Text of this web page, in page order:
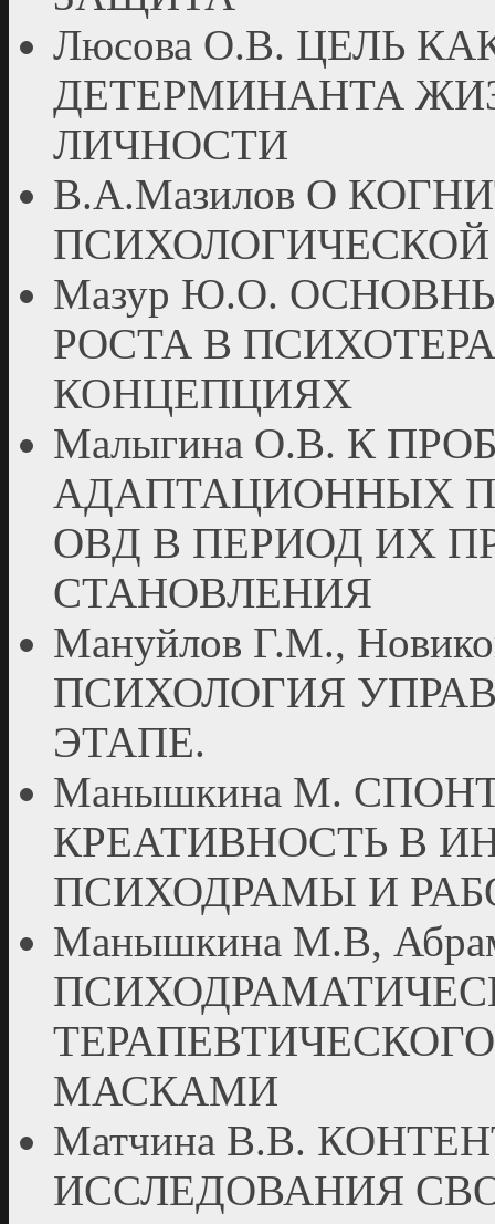
Люсова О.В. ЦЕЛЬ
ДЕТЕРМИНАНТА
ЛИЧНОСТИ
В.А.Мазилов О
Мазур Ю.О.
РОСТА В
КОНЦЕПЦИЯХ
Малыгина О.В. К
АДАПТАЦИОННЫХ
ОВД В ПЕРИОД ИХ
СТАНОВЛЕНИЯ
Мануйлов Г.М.,
ПСИХОЛОГИЯ
ЭТАПЕ.
Манышкина М.
КРЕАТИВНОСТЬ В
ПСИХОДРАМЫ И
Манышкина М.В,
МАСКАМИ
Матчина В.В.
ИССЛЕДОВАНИЯ